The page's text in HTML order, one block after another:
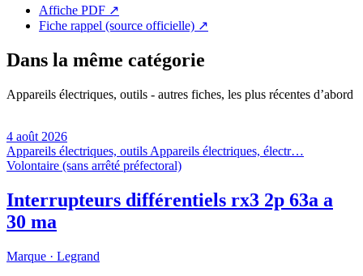
Affiche PDF ↗
Fiche rappel (source officielle) ↗
Dans la même catégorie
Appareils électriques, outils - autres fiches, les plus récentes d’abord
4 août 2026
Appareils électriques, outils Appareils électriques, électr…
Volontaire (sans arrêté préfectoral)
Interrupteurs différentiels rx3 2p 63a a
30 ma
Marque · Legrand